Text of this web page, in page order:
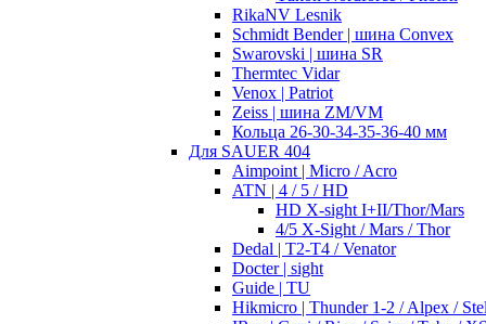
RikaNV Lesnik
Schmidt Bender | шина Convex
Swarovski | шина SR
Thermtec Vidar
Venox | Patriot
Zeiss | шина ZM/VM
Кольца 26-30-34-35-36-40 мм
Для SAUER 404
Aimpoint | Micro / Acro
ATN | 4 / 5 / HD
HD X-sight I+II/Thor/Mars
4/5 X-Sight / Mars / Thor
Dedal | T2-T4 / Venator
Docter | sight
Guide | TU
Hikmicro | Thunder 1-2 / Alpex /